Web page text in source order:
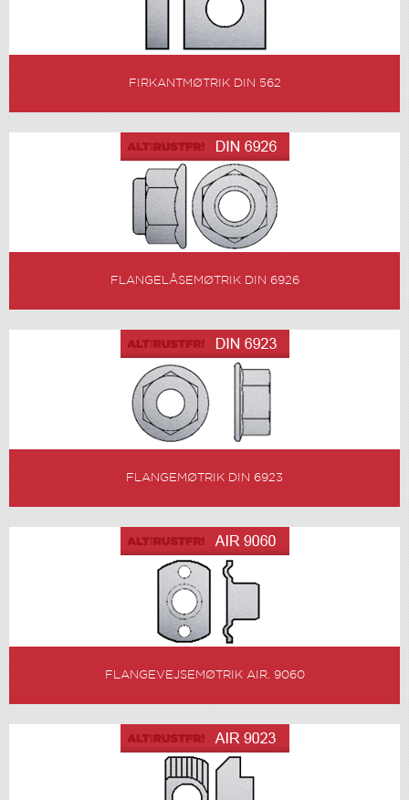
FIRKANTMØTRIK DIN 562
FLANGELÅSEMØTRIK DIN 6926
FLANGEMØTRIK DIN 6923
FLANGEVEJSEMØTRIK AIR. 9060